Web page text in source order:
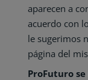
aparecen a
acuerdo con
le sugerimos
página del
ProFuturo